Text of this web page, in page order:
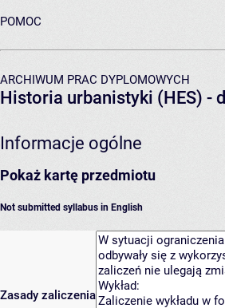
POMOC
ARCHIWUM PRAC DYPLOMOWYCH
Historia urbanistyki (HES) -
Informacje ogólne
Pokaż kartę przedmiotu
Not submitted syllabus in English
Zasady zaliczenia